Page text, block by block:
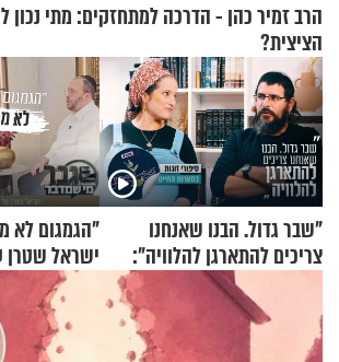
הרב זמיר כהן - הדרכה למתחזקים: מתי
הציצית?
"שבר גדול. הבנו שאנחנו
צריכים להתארגן להלוויה":
זוגיות במבחן, הפעם עם מרים
וגד דנינו
"הגמגום לא
ישראל
עוצרת אותו